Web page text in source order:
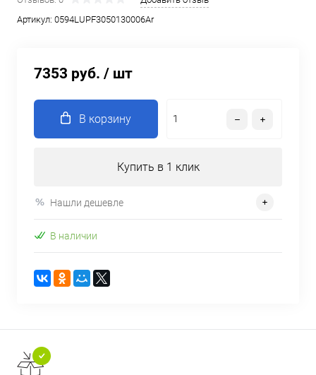
Артикул: 0594LUPF3050130006Ar
7353 руб. / шт
В корзину
Купить в 1 клик
Нашли дешевле
В наличии